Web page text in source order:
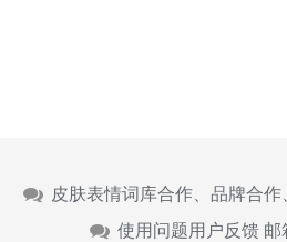
皮肤表情词库合作、品牌合
使用问题用户反馈 邮